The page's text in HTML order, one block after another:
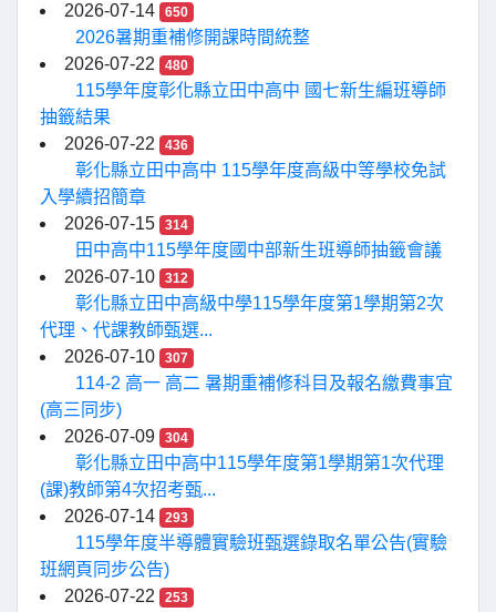
2026-07-14
650
2026暑期重補修開課時間統整
2026-07-22
480
115學年度彰化縣立田中高中 國七新生編班導師
抽籤結果
2026-07-22
436
彰化縣立田中高中 115學年度高級中等學校免試
入學續招簡章
2026-07-15
314
田中高中115學年度國中部新生班導師抽籤會議
2026-07-10
312
彰化縣立田中高級中學115學年度第1學期第2次
代理、代課教師甄選...
2026-07-10
307
114-2 高一 高二 暑期重補修科目及報名繳費事宜
(高三同步)
2026-07-09
304
彰化縣立田中高中115學年度第1學期第1次代理
(課)教師第4次招考甄...
2026-07-14
293
115學年度半導體實驗班甄選錄取名單公告(實驗
班網頁同步公告)
2026-07-22
253